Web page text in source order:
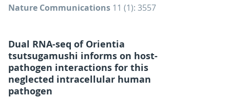
Nature Communications 11 (1): 3557
Dual RNA-seq of Orientia
tsutsugamushi informs on host-
pathogen interactions for this
neglected intracellular human
pathogen